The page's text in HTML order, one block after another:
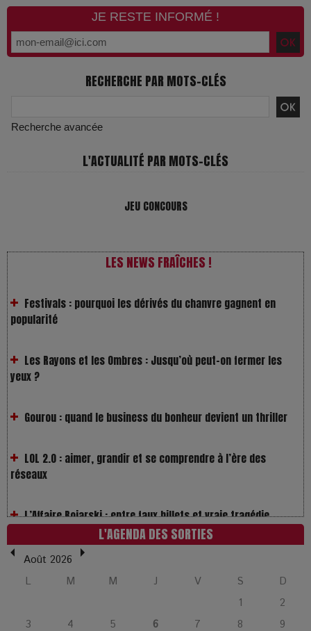
JE RESTE INFORMÉ !
RECHERCHE PAR MOTS-CLÉS
Recherche avancée
L'ACTUALITÉ PAR MOTS-CLÉS
JEU CONCOURS
LES NEWS FRAÎCHES !
L’or blanc à la croisée des chemins : Rumilly interroge
l’avenir de la montagne française
psychologique qui a conquis le monde !
L'AGENDA DES SORTIES
Août 2026
L
M M J V S
D
1
2
3
4 5 6 7 8
9